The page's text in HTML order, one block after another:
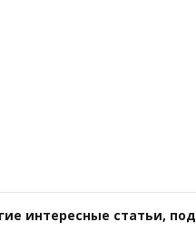
интересные статьи,